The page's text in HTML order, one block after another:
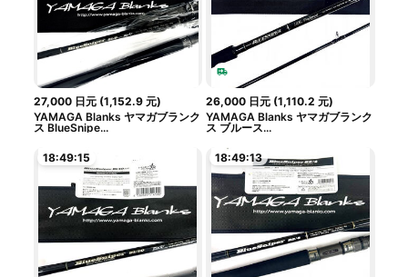
27,000 日元(1,152.9 元)
YAMAGA Blanks ヤマガブランク
ス BlueSnipe...
26,000 日元 (1,110.2 元)
YAMAGA Blanks ヤマガブランク
ス ブルース...
18:49:15 18:49:13